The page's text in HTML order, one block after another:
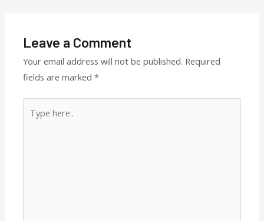
Leave a Comment
Your email address will not be published. Required
fields are marked*
here..